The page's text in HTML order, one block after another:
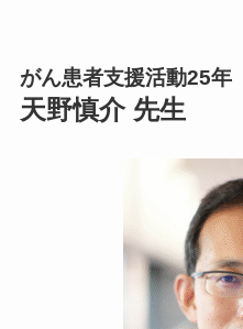
がん患者支援活動25年
天野慎介 先生